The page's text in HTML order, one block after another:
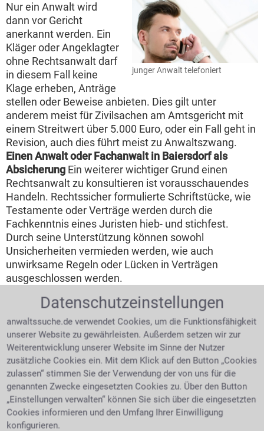
junger Anwalt telefoniert
Nur ein Anwalt wird
dann vor Gericht
anerkannt werden. Ein
Kläger oder Angeklagter
ohne Rechtsanwalt darf
in diesem Fall keine
Klage erheben, Anträge
stellen oder Beweise anbieten. Dies gilt unter
anderem meist für Zivilsachen am Amtsgericht mit
einem Streitwert über 5.000 Euro, oder ein Fall geht in
Revision, auch dies führt meist zu Anwaltszwang.
Einen Anwalt oder Fachanwalt in Baiersdorf als
Absicherung Ein weiterer wichtiger Grund einen
Rechtsanwalt zu konsultieren ist vorausschauendes
Handeln. Rechtssicher formulierte Schriftstücke, wie
Testamente oder Verträge werden durch die
Fachkenntnis eines Juristen hieb- und stichfest.
Durch seine Unterstützung können sowohl
Unsicherheiten vermieden werden, wie auch
unwirksame Regeln oder Lücken in Verträgen
ausgeschlossen werden.
Recht auf Akteneinsicht
Juristin mit Headset bespricht Fall
Weder Kläger noch
Angeklagter haben das
Recht auf Akteneinsicht.
Dafür benötigt man
einen Anwalt. Sie
brauchen Hilfe bei der
Einholung von
Registerauszügen? Seinen Anwalt in Baiersdorf damit
Datenschutzeinstellungen
anwaltssuche.de verwendet Cookies, um die Funktionsfähigkeit
unserer Website zu gewährleisten. Außerdem setzen wir zur
Weiterentwicklung unserer Website im Sinne der Nutzer
zusätzliche Cookies ein. Mit dem Klick auf den Button „Cookies
zulassen“ stimmen Sie der Verwendung der von uns für die
genannten Zwecke eingesetzten Cookies zu. Über den Button
„Einstellungen verwalten“ können Sie sich über die eingesetzten
Cookies informieren und den Umfang Ihrer Einwilligung
konfigurieren.